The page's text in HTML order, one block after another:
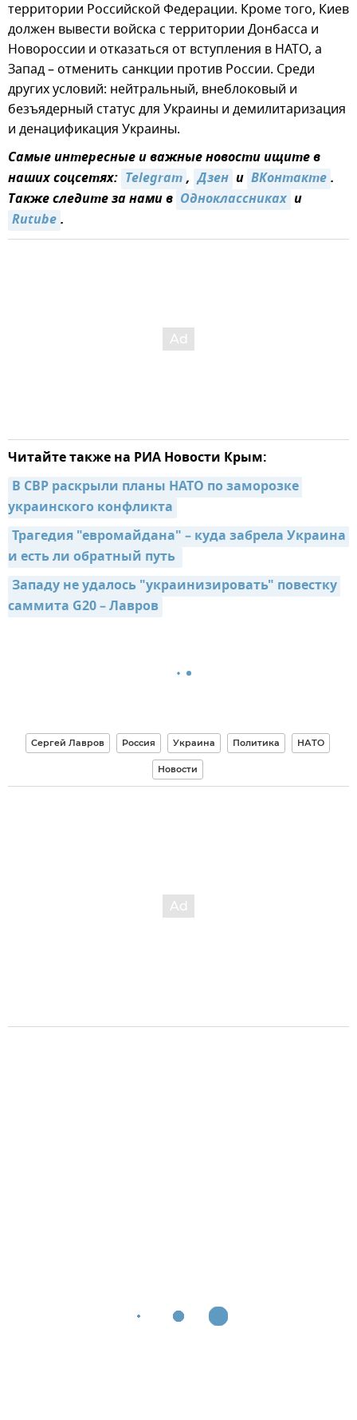
территории Российской Федерации. Кроме того, Киев
должен вывести войска с территории Донбасса и
Новороссии и отказаться от вступления в НАТО, а
Запад – отменить санкции против России. Среди
других условий: нейтральный, внеблоковый и
безъядерный статус для Украины и демилитаризация
и денацификация Украины.
Самые интересные и важные новости ищите в
наших соцсетях: Telegram, Дзен и ВКонтакте.
Также следите за нами в Одноклассниках и
Rutube.
Читайте также на РИА Новости Крым:
В СВР раскрыли планы НАТО по заморозке
украинского конфликта
Трагедия "евромайдана" – куда забрела Украина
и есть ли обратный путь
Западу не удалось "украинизировать" повестку
саммита G20 – Лавров
Сергей Лавров Россия Украина Политика НАТО
Новости